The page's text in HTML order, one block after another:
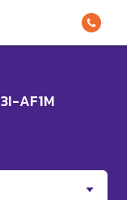
AF1M